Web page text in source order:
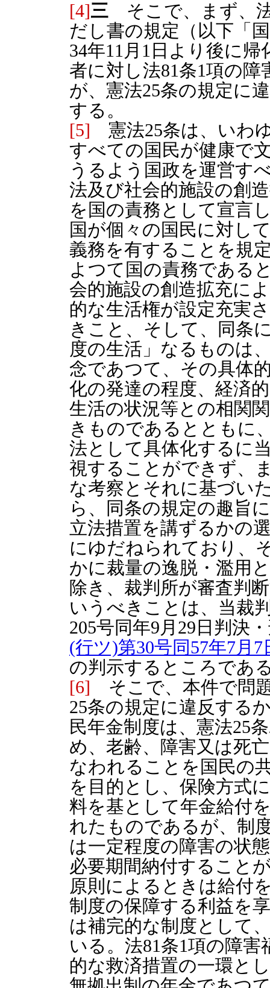
[4]三 そこで、まず、
だし書の規定（以下「
34年11月1日より後に
者に対し法81条1項の
が、憲法25条の規定に
する。
[5] 憲法25条は、いわ
すべての国民が健康で
うるよう国政を運営す
法及び社会的施設の創
を国の責務として宣言
国が個々の国民に対し
義務を有することを規
よつて国の責務である
会的施設の創造拡充に
的な生活権が設定充実
きこと、そして、同条
度の生活」なるものは
念であつて、その具体
化の発達の程度、経済
生活の状況等との相関
きものであるとともに
法として具体化するに
視することができず、
な考察とそれに基づい
ら、同条の規定の趣旨
立法措置を講ずるかの
にゆだねられており、
かに裁量の逸脱・濫用
除き、裁判所が審査判
いうべきことは、当裁
205号同年9月29日判決
(行ツ)第30号同57年7月7
の判示するところであ
[6] そこで、本件で問
25条の規定に違反する
民年金制度は、憲法25
め、老齢、障害又は死
なわれることを国民の
を目的とし、保険方式
料を基として年金給付
れたものであるが、制
は一定程度の障害の状
必要期間納付すること
原則によるときは給付
制度の保障する利益を
は補完的な制度として
いる。法81条1項の障
的な救済措置の一環と